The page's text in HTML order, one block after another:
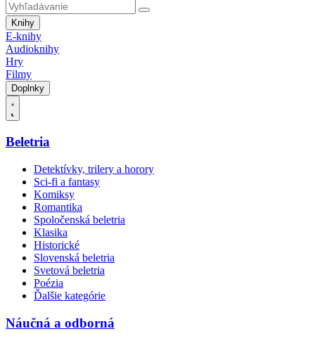
Knihy
E-knihy
Audioknihy
Hry
Filmy
Doplnky
Beletria
Detektívky, trilery a horory
Sci-fi a fantasy
Komiksy
Romantika
Spoločenská beletria
Klasika
Historické
Slovenská beletria
Svetová beletria
Poézia
Ďalšie kategórie
Náučná a odborná